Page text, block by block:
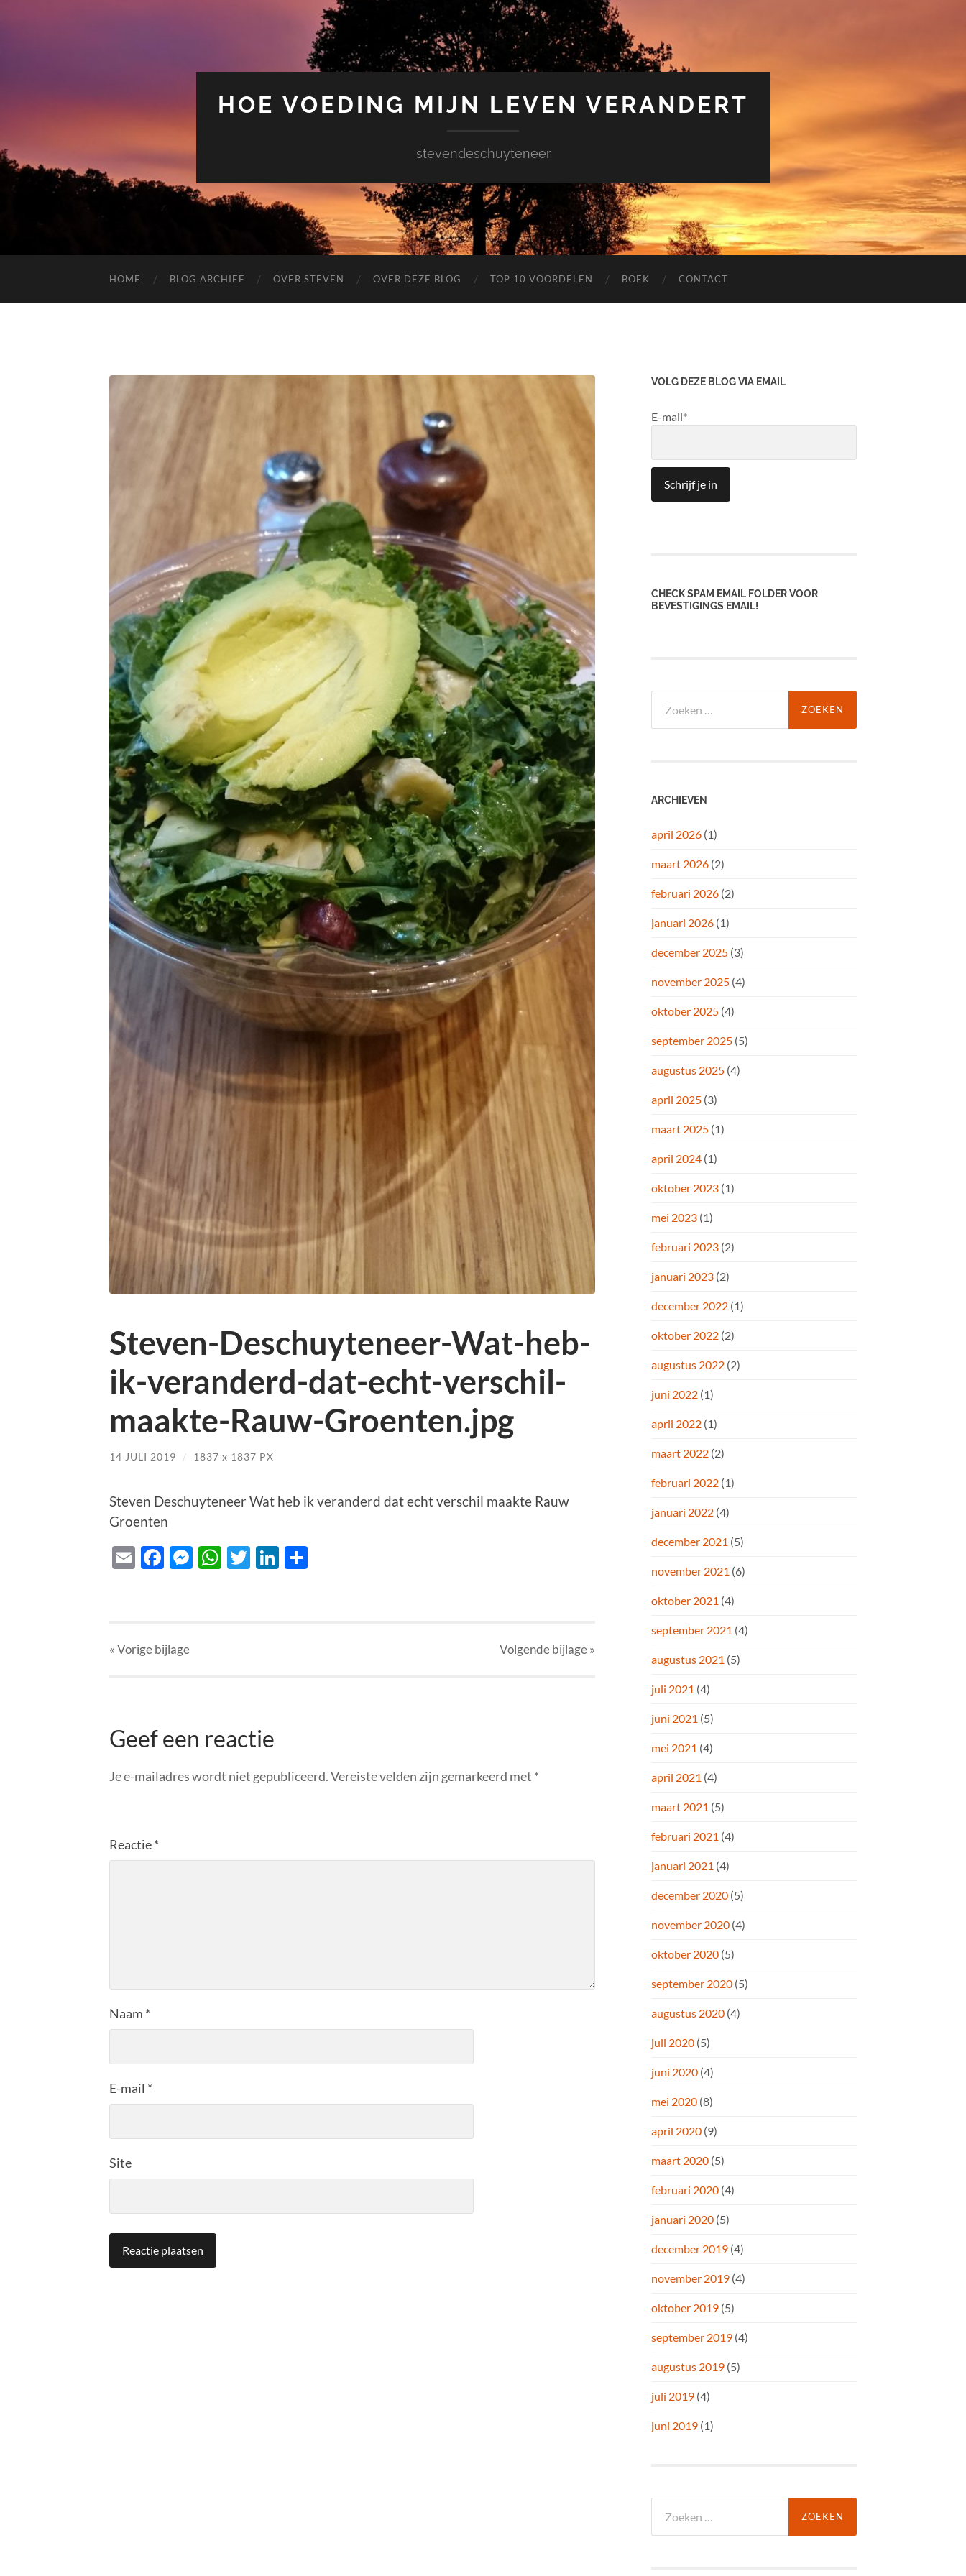
HOE VOEDING MIJN LEVEN VERANDERT
stevendeschuyteneer
HOME BLOG ARCHIEF OVER STEVEN OVER DEZE BLOG TOP 10 VOORDELEN BOEK CONTACT
Steven-Deschuyteneer-Wat-heb-
ik-veranderd-dat-echt-verschil-
maakte-Rauw-Groenten.jpg
14 JULI 2019 / 1837 x 1837 PX
Steven Deschuyteneer Wat heb ik veranderd dat echt verschil maakte Rauw
Groenten
EmailFacebook
Messenger
WhatsApp
TwitterLinkedIn
« Vorigebijlage Volgendebijlage»
Geef een reactie
Je e-mailadres wordt niet gepubliceerd.Vereiste velden zijn gemarkeerd met *
Reactie*
Naam *
E-mail *
Site
VOLG DEZE BLOG VIA EMAIL
E-mail*
CHECK SPAM EMAIL FOLDER VOOR
BEVESTIGINGS EMAIL!
naar:
ARCHIEVEN
april 2026 (1)
maart 2026 (2)
februari 2026 (2)
januari 2026 (1)
december 2025 (3)
november 2025 (4)
oktober 2025 (4)
september 2025 (5)
augustus 2025 (4)
april 2025 (3)
maart 2025 (1)
april 2024 (1)
oktober 2023 (1)
mei 2023 (1)
februari 2023 (2)
januari 2023 (2)
december 2022 (1)
oktober 2022 (2)
augustus 2022 (2)
juni 2022 (1)
april 2022 (1)
maart 2022 (2)
februari 2022 (1)
januari 2022 (4)
december 2021 (5)
november 2021 (6)
oktober 2021 (4)
september 2021 (4)
augustus 2021 (5)
juli 2021 (4)
juni 2021 (5)
mei 2021 (4)
april 2021 (4)
maart 2021 (5)
februari 2021 (4)
januari 2021 (4)
december 2020 (5)
november 2020 (4)
oktober 2020 (5)
september 2020 (5)
augustus 2020 (4)
juli 2020 (5)
juni 2020 (4)
mei 2020 (8)
april 2020 (9)
maart 2020 (5)
februari 2020 (4)
januari 2020 (5)
december 2019 (4)
november 2019 (4)
oktober 2019 (5)
september 2019 (4)
augustus 2019 (5)
juli 2019 (4)
juni 2019 (1)
naar: